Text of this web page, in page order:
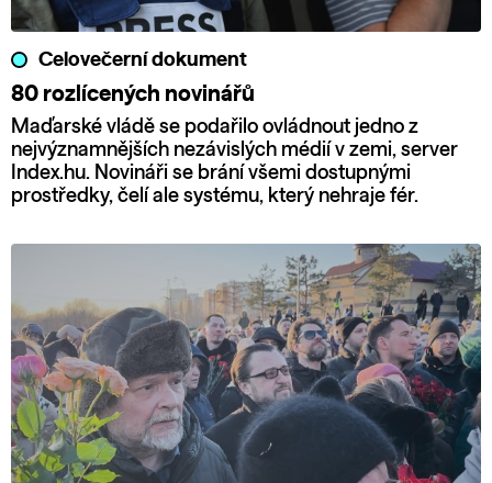
Celovečerní dokument
80 rozlícených novinářů
Maďarské vládě se podařilo ovládnout jedno z
nejvýznamnějších nezávislých médií v zemi, server
Index.hu. Novináři se brání všemi dostupnými
prostředky, čelí ale systému, který nehraje fér.